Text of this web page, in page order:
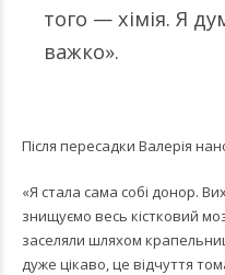
того — хімія. Я
важко».
Після пересадки Валерія
«Я стала сама собі донор.
знищуємо весь кістковий
заселяли шляхом
дуже цікаво, це відчуття